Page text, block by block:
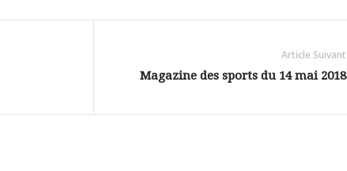
Article Suivant
Magazine des sports du 14 mai 2018